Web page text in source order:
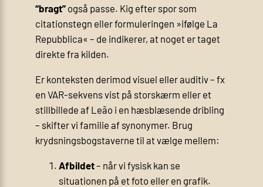
“bragt”også passe. Kig efter spor som
citationstegn eller formuleringen »ifølge La
Repubblica« – de indikerer, at noget er taget
direkte fra kilden.
Er konteksten derimod visuel eller auditiv – fx
en VAR-sekvens vist på storskærm eller et
stillbillede af Leão i en hæsblæsende dribling
– skifter vi familie af synonymer. Brug
krydsningsbogstaverne til at vælge mellem:
Afbildet– når vi fysisk kan se
situationen på et foto eller en grafik.